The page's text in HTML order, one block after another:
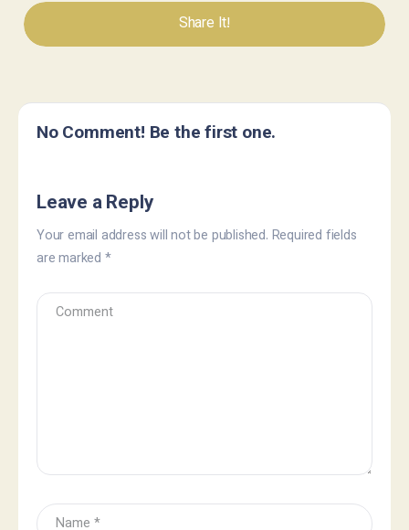
Share It!
No Comment! Be the first one.
Leave a Reply
Your email address will not be published. Required fields
are marked *